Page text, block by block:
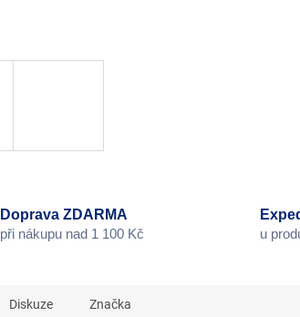
Doprava ZDARMA
při nákupu nad 1 100 Kč
u
Diskuze Značka